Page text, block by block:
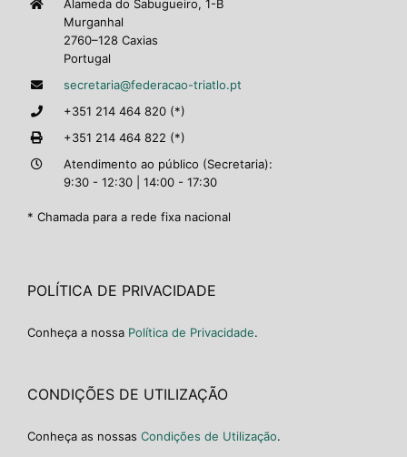
Alameda do Sabugueiro, 1-B
Murganhal
2760–128 Caxias
Portugal
secretaria@federacao-triatlo.pt
+351 214 464 820 (*)
+351 214 464 822 (*)
Atendimento ao público (Secretaria):
9:30 - 12:30 | 14:00 - 17:30
* Chamada para a rede fixa nacional
POLÍTICA DE PRIVACIDADE
Conheça a nossa Política de Privacidade.
CONDIÇÕES DE UTILIZAÇÃO
Conheça as nossas Condições de Utilização.